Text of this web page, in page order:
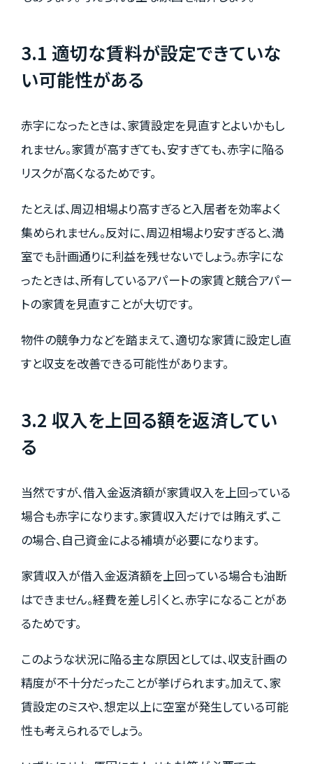
3.1 適切な賃料が設定できていな
い可能性がある
赤字になったときは、家賃設定を見直すとよいかもし
れません。家賃が高すぎても、安すぎても、赤字に陥る
リスクが高くなるためです。
たとえば、周辺相場より高すぎると入居者を効率よく
集められません。反対に、周辺相場より安すぎると、満
室でも計画通りに利益を残せないでしょう。赤字にな
ったときは、所有しているアパートの家賃と競合アパー
トの家賃を見直すことが大切です。
物件の競争力などを踏まえて、適切な家賃に設定し直
すと収支を改善できる可能性があります。
3.2 収入を上回る額を返済してい
る
当然ですが、借入金返済額が家賃収入を上回っている
場合も赤字になります。家賃収入だけでは賄えず、こ
の場合、自己資金による補填が必要になります。
家賃収入が借入金返済額を上回っている場合も油断
はできません。経費を差し引くと、赤字になることがあ
るためです。
このような状況に陥る主な原因としては、収支計画の
精度が不十分だったことが挙げられます。加えて、家
賃設定のミスや、想定以上に空室が発生している可能
性も考えられるでしょう。